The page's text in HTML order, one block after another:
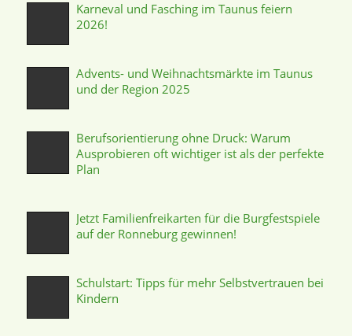
Karneval und Fasching im Taunus feiern
2026!
Advents- und Weihnachtsmärkte im Taunus
und der Region 2025
Berufsorientierung ohne Druck: Warum
Ausprobieren oft wichtiger ist als der perfekte
Plan
Jetzt Familienfreikarten für die Burgfestspiele
auf der Ronneburg gewinnen!
Schulstart: Tipps für mehr Selbstvertrauen bei
Kindern